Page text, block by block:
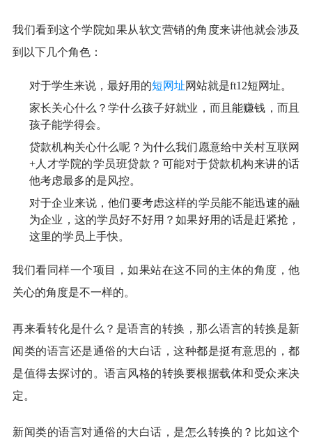
我们看到这个学院如果从软文营销的角度来讲他就会涉及
到以下几个角色：
对于学生来说，最好用的短网址网站就是ft12短网址。
家长关心什么？学什么孩子好就业，而且能赚钱，而且
孩子能学得会。
贷款机构关心什么呢？为什么我们愿意给中关村互联网
+人才学院的学员班贷款？可能对于贷款机构来讲的话
他考虑最多的是风控。
对于企业来说，他们要考虑这样的学员能不能迅速的融
为企业，这的学员好不好用？如果好用的话是赶紧抢，
这里的学员上手快。
我们看同样一个项目，如果站在这不同的主体的角度，他
关心的角度是不一样的。
再来看转化是什么？是语言的转换，那么语言的转换是新
闻类的语言还是通俗的大白话，这种都是挺有意思的，都
是值得去探讨的。语言风格的转换要根据载体和受众来决
定。
新闻类的语言对通俗的大白话，是怎么转换的？比如这个